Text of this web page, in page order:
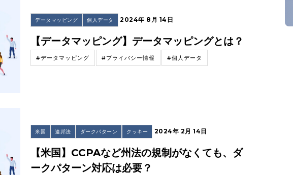
データマッピング 個人データ 2024年 8月 14日
【データマッピング】データマッピングとは？
#データマッピング #プライバシー情報 #個人データ
米国 連邦法 ダークパターン クッキー 2024年 2月 14日
【米国】CCPAなど州法の規制がなくても、ダ
ークパターン対応は必要？